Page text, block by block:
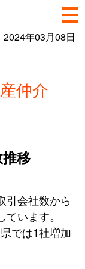
2024年03月08日
仲介
移
引会社数から
います。
では1社増加